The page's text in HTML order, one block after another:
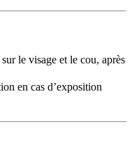
le visage et le cou, après
en cas d’exposition